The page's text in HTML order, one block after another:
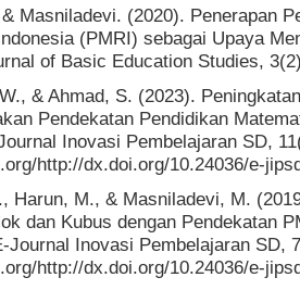
Masniladevi. (2020). Penerapan
(PMRI) sebagai Upaya
of Basic Education Studies,
& Ahmad, S. (2023).
Pendekatan Pendidikan
Inovasi Pembelajaran SD,
http://dx.doi.org/10.24036/e-
Harun, M., & Masniladevi, M.
dan Kubus dengan Pendekatan
Journal Inovasi Pembelajaran SD,
http://dx.doi.org/10.24036/e-